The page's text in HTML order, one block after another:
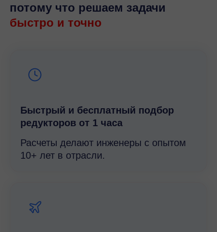
потому что решаем задачи
быстро и точно
Быстрый и беcплатный подбор
редукторов от 1 часа
Расчеты делают инженеры с опытом
10+ лет в отрасли.